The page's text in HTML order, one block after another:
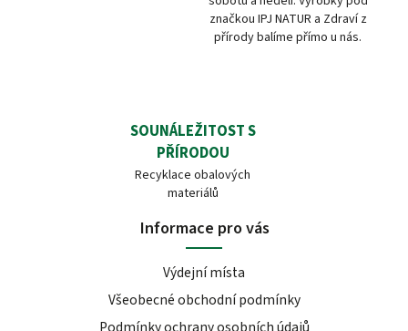
značkou IPJ NATUR a Zdraví z
přírody balíme přímo u nás.
SOUNÁLEŽITOST S
PŘÍRODOU
Recyklace obalových
materiálů
Informace pro vás
Výdejní místa
Všeobecné obchodní podmínky